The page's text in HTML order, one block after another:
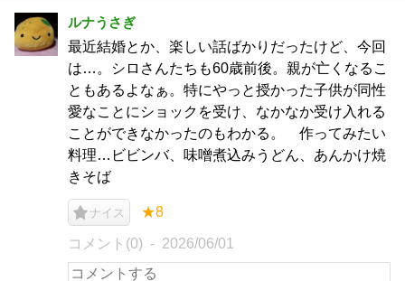
ルナうさぎ
最近結婚とか、楽しい話ばかりだったけど、今回
は…。シロさんたちも60歳前後。親が亡くなるこ
ともあるよなぁ。特にやっと授かった子供が同性
愛なことにショックを受け、なかなか受け入れる
ことができなかったのもわかる。 作ってみたい
料理…ビビンバ、味噌煮込みうどん、あんかけ焼
きそば
ナイス ★8
コメント(0) 2026/06/01